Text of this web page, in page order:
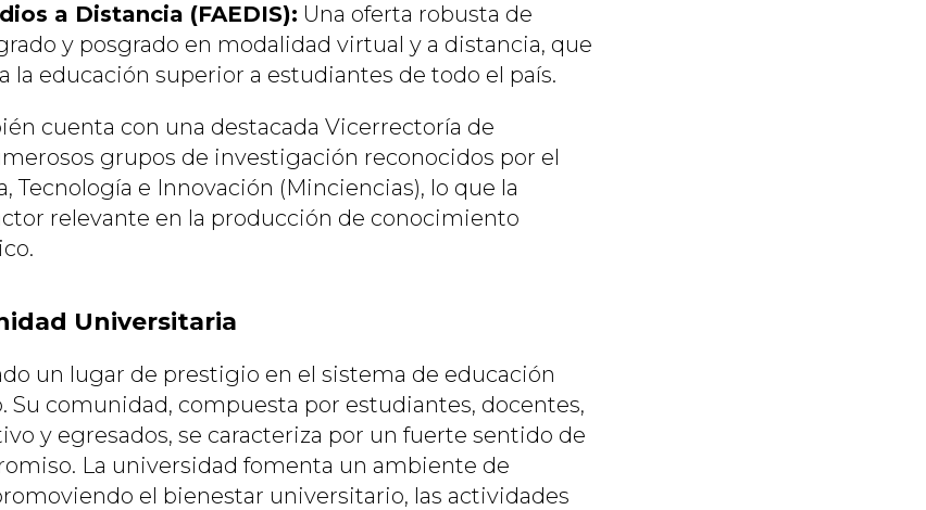
a Distancia (FAEDIS): Una oferta robusta de
y posgrado en modalidad virtual y a distancia, que
la educación superior a estudiantes de todo el país.
cuenta con una destacada Vicerrectoría de
grupos de investigación reconocidos por el
Tecnología e Innovación (Minciencias), lo que la
relevante en la producción de conocimiento
Universitaria
un lugar de prestigio en el sistema de educación
Su comunidad, compuesta por estudiantes, docentes,
y egresados, se caracteriza por un fuerte sentido de
La universidad fomenta un ambiente de
el bienestar universitario, las actividades